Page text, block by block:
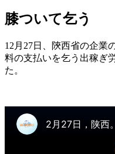
膝ついて乞う
12月27日、陝西省の企業
料の支払いを乞う出稼ぎ
た。